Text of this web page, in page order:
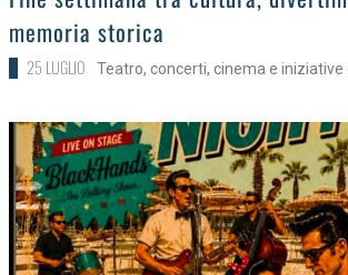
memoria storica
25 LUGLIO Teatro, concerti, cinema e iniziative